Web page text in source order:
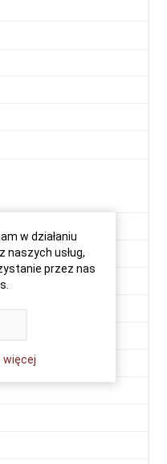
- Orion)
w działaniu
naszych usług,
przez nas
więcej